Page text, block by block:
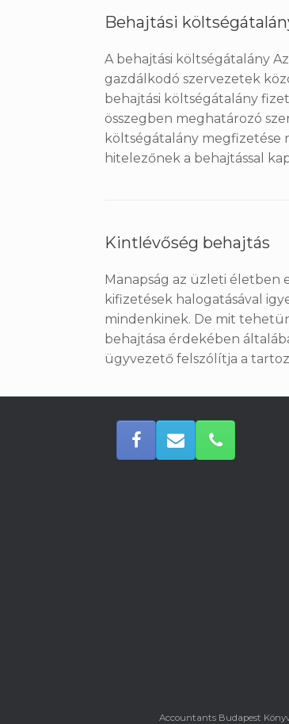
Behajtási
A behajtási költségátalány
gazdálkodó szervezetek
behajtási költségátalány
összegben meghatározó
költségátalány megfizetése
hitelezőnek a behajtással
Kintlévőség behajtás
Manapság az üzleti életben
kifizetések halogatásával
mindenkinek. De mit
behajtása érdekében
ügyvezető felszólítja a
Accountants Budapest